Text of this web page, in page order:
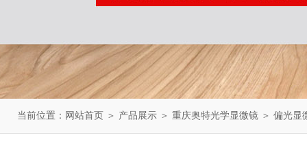
当前位置： 网站首页 ＞ 产品展示 ＞ 重庆奥特光学显微镜 ＞ 偏光显